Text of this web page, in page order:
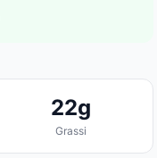
22g
Grassi